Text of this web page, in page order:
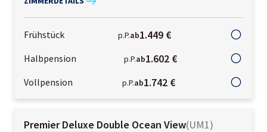
Frühstück p.P.ab1.449 €
Halbpension p.P.ab1.602 €
Vollpension p.P.ab1.742 €
Premier Deluxe Double Ocean View(UM1)